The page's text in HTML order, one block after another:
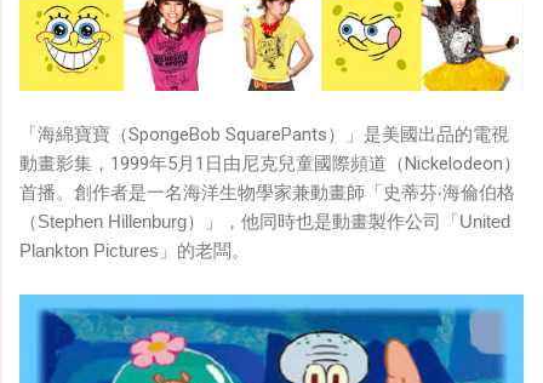
「海綿寶寶（SpongeBob SquarePants）」是美國出品的電視
動畫影集，1999年5月1日由尼克兒童國際頻道（Nickelodeon）
首播。創作者是一名海洋生物學家兼動畫師「史蒂芬‧海倫伯格
（Stephen Hillenburg）」，他同時也是動畫製作公司「United
Plankton Pictures」的老闆。